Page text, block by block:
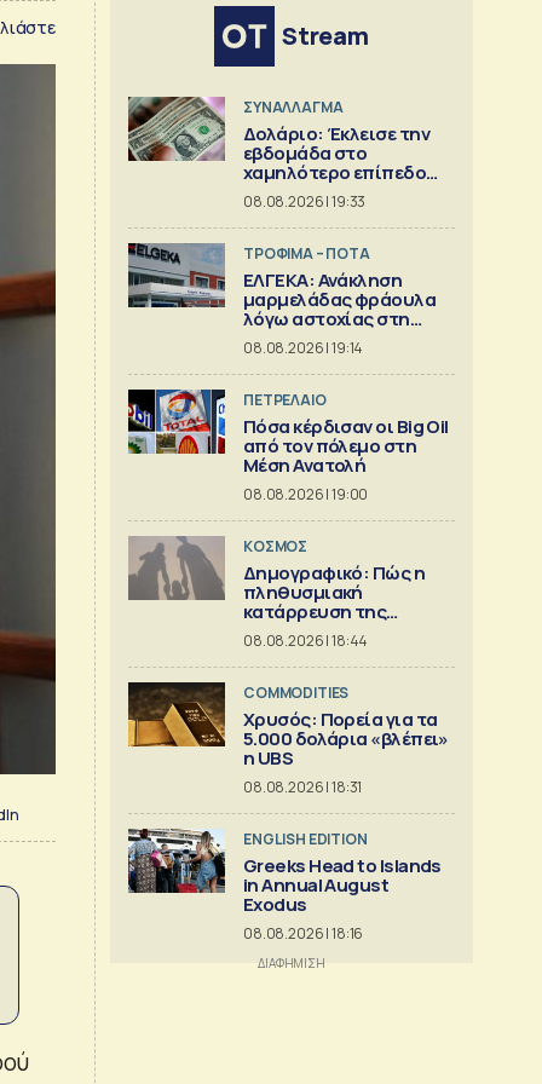
Stream
ΣΥΝΑΛΛΑΓΜΑ
Δολάριο: Έκλεισε την
εβδομάδα στο
χαμηλότερο επίπεδο
από τον Μάιο
08.08.2026 | 19:33
ΤΡΟΦΙΜΑ – ΠΟΤΑ
ΕΛΓΕΚΑ: Ανάκληση
μαρμελάδας φράουλα
λόγω αστοχίας στη
γυάλινη συσκευασία
08.08.2026 | 19:14
ΠΕΤΡΕΛΑΙΟ
Πόσα κέρδισαν οι Big Oil
από τον πόλεμο στη
Μέση Ανατολή
08.08.2026 | 19:00
ΚΟΣΜΟΣ
Δημογραφικό: Πώς η
πληθυσμιακή
κατάρρευση της
Ευρώπης
συμπαρασύρει το
κράτος πρόνοιας
08.08.2026 | 18:44
COMMODITIES
Χρυσός: Πορεία για τα
5.000 δολάρια «βλέπει»
η UBS
08.08.2026 | 18:31
ENGLISH EDITION
Greeks Head to Islands
in Annual August
Exodus
08.08.2026 | 18:16